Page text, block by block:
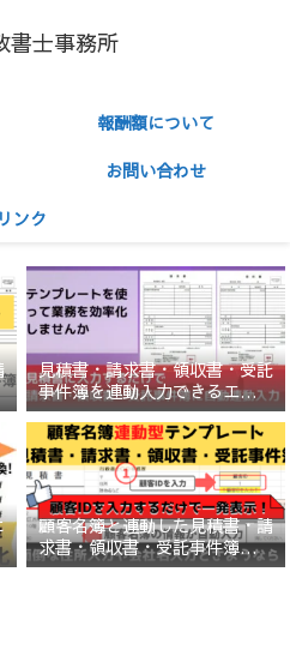
書士事務所
報酬額について
お問い合わせ
リンク
見積書・請求書・領収書・受託
事件簿を連動入力できるエクセ
ルテンプレート（ひな形）
顧客名簿と連動した見積書・請
求書・領収書・受託事件簿エク
セルテンプレート